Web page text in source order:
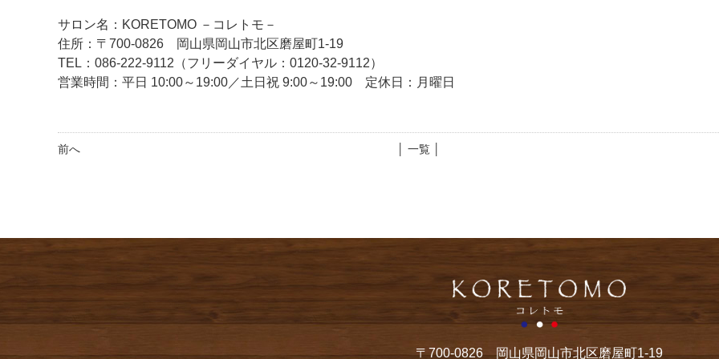
サロン名：KORETOMO －コレトモ－
住所：〒700-0826 岡山県岡山市北区磨屋町1-19
TEL：086-222-9112（フリーダイヤル：0120-32-9112）
営業時間：平日 10:00～19:00／土日祝 9:00～19:00 定休日：月曜日
前へ │ 一覧 │
〒700-0826 岡山県岡山市北区磨屋町1-19